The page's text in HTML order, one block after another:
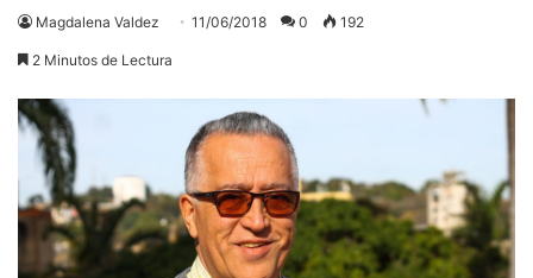
Magdalena Valdez 11/06/2018 0 192
2 Minutos de Lectura